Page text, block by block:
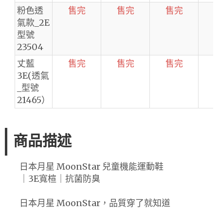
粉色透
氣款_2E
型號
23504
售完 售完 售完
丈藍
3E(透氣
_型號
21465）
售完 售完 售完
商品描述
日本月星 MoonStar 兒童機能運動鞋
｜3E寬楦｜抗菌防臭
日本月星 MoonStar，品質穿了就知道